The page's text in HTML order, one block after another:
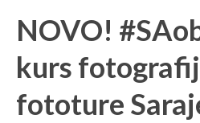
NOVO!
kurs
fototure